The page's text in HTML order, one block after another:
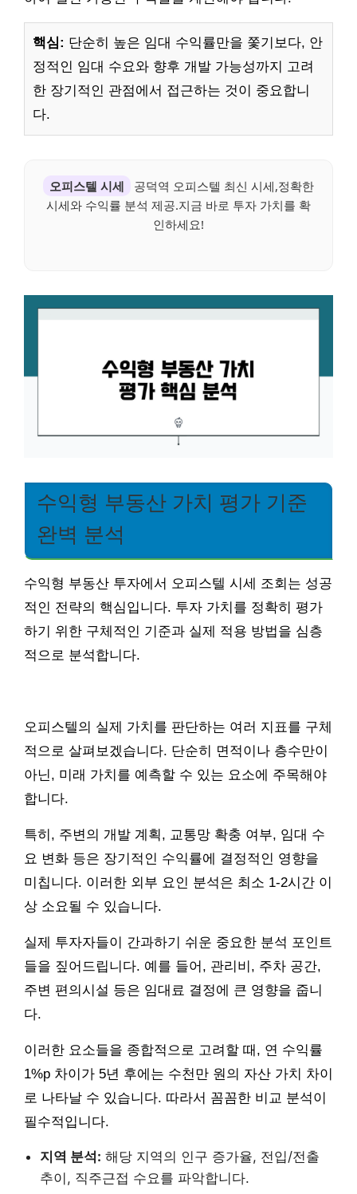
핵심: 단순히 높은 임대 수익률만을 쫓기보다, 안
정적인 임대 수요와 향후 개발 가능성까지 고려
한 장기적인 관점에서 접근하는 것이 중요합니
다.
오피스텔 시세
공덕역 오피스텔 최신 시세,정확한
시세와 수익률 분석 제공.지금 바로 투자 가치를 확
인하세요!
수익형 부동산 가치 평가 기준
완벽 분석
수익형 부동산 투자에서 오피스텔 시세 조회는 성공
적인 전략의 핵심입니다. 투자 가치를 정확히 평가
하기 위한 구체적인 기준과 실제 적용 방법을 심층
적으로 분석합니다.
오피스텔의 실제 가치를 판단하는 여러 지표를 구체
적으로 살펴보겠습니다. 단순히 면적이나 층수만이
아닌, 미래 가치를 예측할 수 있는 요소에 주목해야
합니다.
특히, 주변의 개발 계획, 교통망 확충 여부, 임대 수
요 변화 등은 장기적인 수익률에 결정적인 영향을
미칩니다. 이러한 외부 요인 분석은 최소 1-2시간 이
상 소요될 수 있습니다.
실제 투자자들이 간과하기 쉬운 중요한 분석 포인트
들을 짚어드립니다. 예를 들어, 관리비, 주차 공간,
주변 편의시설 등은 임대료 결정에 큰 영향을 줍니
다.
이러한 요소들을 종합적으로 고려할 때, 연 수익률
1%p 차이가 5년 후에는 수천만 원의 자산 가치 차이
로 나타날 수 있습니다. 따라서 꼼꼼한 비교 분석이
필수적입니다.
지역 분석: 해당 지역의 인구 증가율, 전입/전출
추이, 직주근접 수요를 파악합니다.